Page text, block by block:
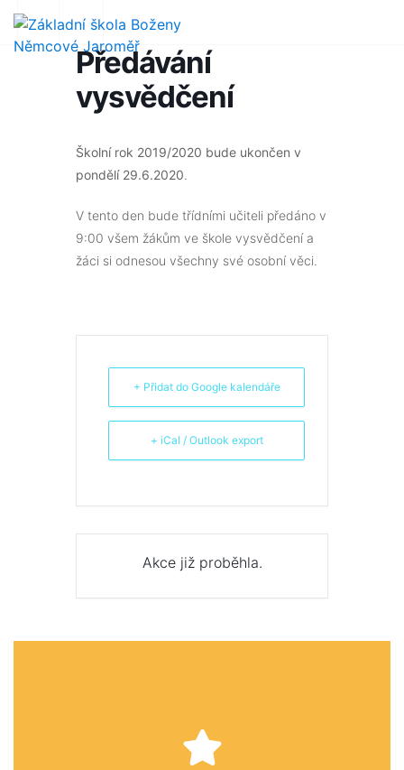
Předávání
vysvědčení
Školní rok 2019/2020 bude ukončen v
pondělí 29.6.2020.
V tento den bude třídními učiteli předáno v
9:00 všem žákům ve škole vysvědčení a
žáci si odnesou všechny své osobní věci.
+ Přidat do Google kalendáře
+ iCal / Outlook export
Akce již proběhla.